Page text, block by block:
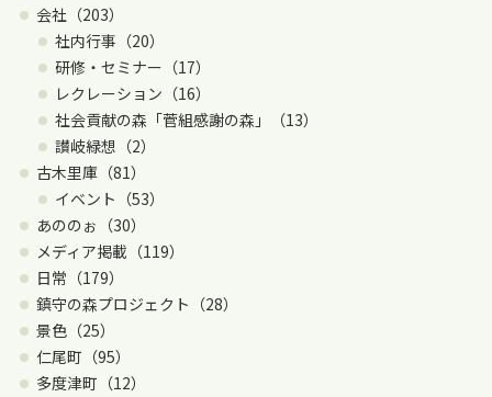
会社（203）
社内行事（20）
研修・セミナー（17）
レクレーション（16）
社会貢献の森「菅組感謝の森」（13）
讃岐緑想（2）
古木里庫（81）
イベント（53）
あののぉ（30）
メディア掲載（119）
日常（179）
鎮守の森プロジェクト（28）
景色（25）
仁尾町（95）
多度津町（12）